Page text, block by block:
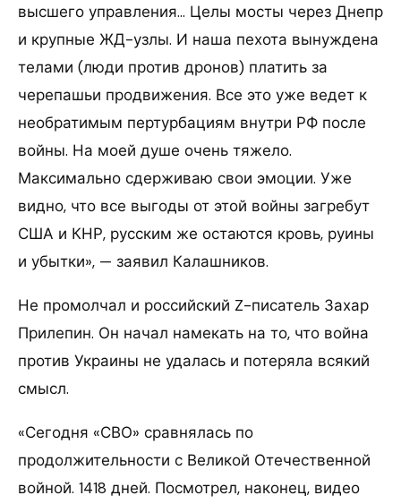
высшего управления… Целы мосты через Днепр
и крупные ЖД-узлы. И наша пехота вынуждена
телами (люди против дронов) платить за
черепашьи продвижения. Все это уже ведет к
необратимым пертурбациям внутри РФ после
войны. На моей душе очень тяжело.
Максимально сдерживаю свои эмоции. Уже
видно, что все выгоды от этой войны загребут
США и КНР, русским же остаются кровь, руины
и убытки», — заявил Калашников.
Не промолчал и российский Z-писатель Захар
Прилепин. Он начал намекать на то, что война
против Украины не удалась и потеряла всякий
смысл.
«Сегодня «СВО» сравнялась по
продолжительности с Великой Отечественной
войной. 1418 дней. Посмотрел, наконец, видео